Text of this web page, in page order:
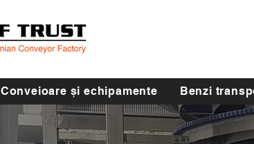
Conveioare și echipamente Benzi